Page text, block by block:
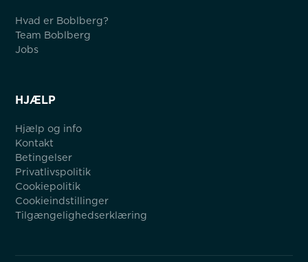
Hvad er Boblberg?
Team Boblberg
Jobs
HJÆLP
Hjælp og info
Kontakt
Betingelser
Privatlivspolitik
Cookiepolitik
Cookieindstillinger
Tilgængelighedserklæring